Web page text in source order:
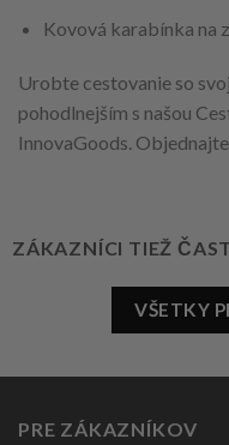
Kovová karabínka na
Urobte cestovanie so
pohodlnejším s našou
InnovaGoods.
ZÁKAZNÍCI TIEŽ
VŠETKY
PRE ZÁKAZNÍKOV